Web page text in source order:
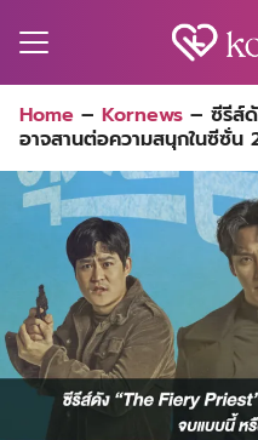
for:
Home – Kornews – ซีรีส์
อาจสานต่อความสนุกในซีซั่น